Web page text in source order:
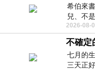
希伯來
兒、不
祭物、
2026-08-
不確定
七月的
三天正